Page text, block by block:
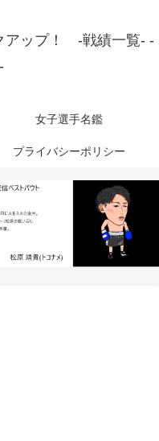
アップ！ -戦績一覧- -
女子選手名鑑
プライバシーポリシー